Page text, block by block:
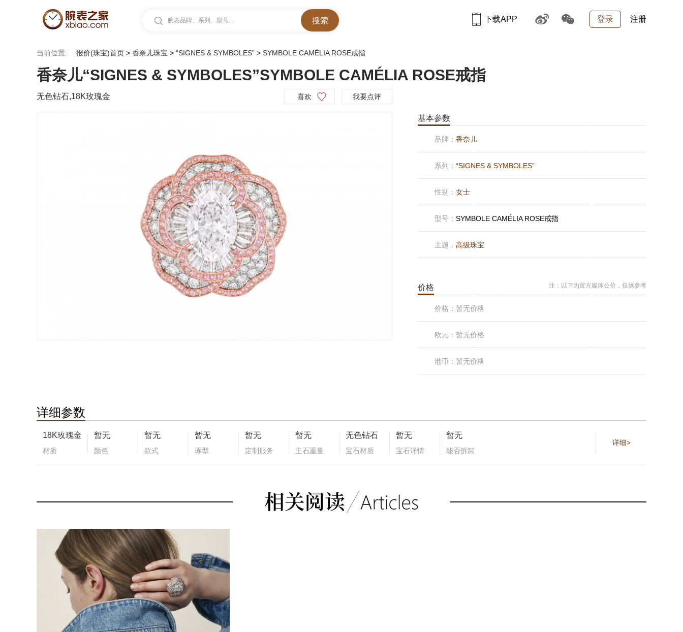
腕表品牌、系列、型号... 登录 注册
下载APP
当前位置: 报价(珠宝)首页 > 香奈儿珠宝 > “SIGNES & SYMBOLES” > SYMBOLE CAMÉLIA ROSE戒指
香奈儿“SIGNES & SYMBOLES”SYMBOLE CAMÉLIA ROSE戒指
无色钻石,18K玫瑰金 喜欢 我要点评
基本参数
品牌： 香奈儿
系列： “SIGNES & SYMBOLES”
性别： 女士
型号： SYMBOLE CAMÉLIA ROSE戒指
主题： 高级珠宝
价格 注：以下为官方媒体公价，仅供参考
价格： 暂无价格
欧元： 暂无价格
港币： 暂无价格
详细参数
18K玫瑰金
材质
暂无
颜色
暂无
款式
暂无
琢型
暂无
定制服务
暂无
主石重量
无色钻石
宝石材质
暂无
宝石详情
暂无
能否拆卸
详细>